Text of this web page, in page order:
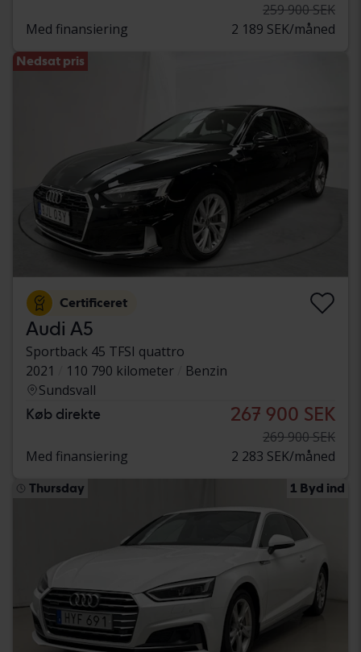
259 900 SEK
Med finansiering
2 189 SEK/måned
Nedsat pris
Certificeret
Audi A5
Sportback 45 TFSI quattro
2021
110 790 kilometer
Benzin
Sundsvall
Køb direkte 267 900 SEK
269 900 SEK
Med finansiering
2 283 SEK/måned
Thursday 1 Byd ind